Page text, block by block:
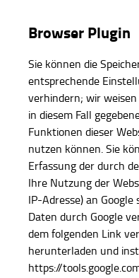
Browser Plugin
Sie können die
entsprechende
verhindern; wir
in diesem Fall
Funktionen dieser
nutzen können. Sie
Erfassung der durch
Ihre Nutzung der
IP-Adresse) an
Daten durch Google
dem folgenden Link
herunterladen und
https://